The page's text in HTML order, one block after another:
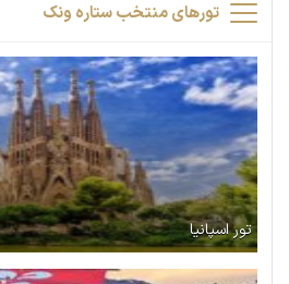
تورهای منتخب ستاره ونک
تور اسپانیا